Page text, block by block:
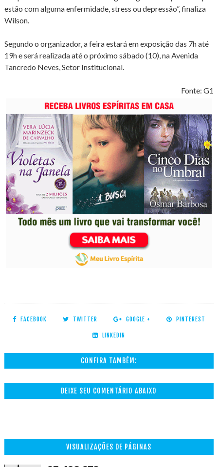
estão com alguma enfermidade, stress ou depressão”, finaliza
Wilson.
Segundo o organizador, a feira estará em exposição das 7h até
19h e será realizada até o próximo sábado (10), na Avenida
Tancredo Neves, Setor Institucional.
Fonte: G1
FACEBOOK TWITTER GOOGLE + PINTEREST
LINKEDIN
CONFIRA TAMBÉM:
DEIXE SEU COMENTÁRIO ABAIXO
VISUALIZAÇÕES DE PÁGINAS